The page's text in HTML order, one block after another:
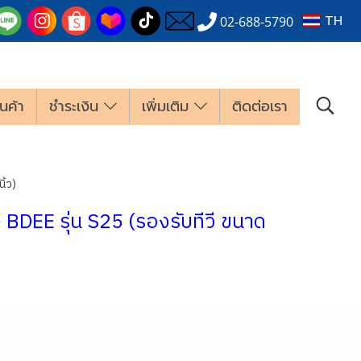
02-688-5790 TH
ค้า ชำระเงิน เพิ่มเติม ติดต่อเรา
ว)
รุ่น S25 (รองรับทีวี ขนาด